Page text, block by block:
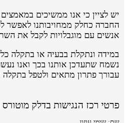
יש לציין כי אנו ממשיכים במאמצים
החברה כחלק ממחויבותנו לאפשר
אנשים עם מוגבלויות לקבל את
במידה ונתקלת בבעיה או בתקלה
נשמח שתעדכן אותנו בכך ואנו
עבורך פתרון מתאים ולטפל בתקלה
פרטי רכז הנגישות בדלק מוטורס